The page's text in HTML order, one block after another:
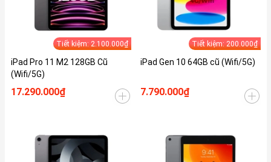
Tiết kiệm: 2.100.000₫
iPad Pro 11 M2 128GB Cũ
(Wifi/5G)
17.290.000₫
Tiết kiệm: 200.000₫
iPad Gen 10 64GB cũ (Wifi/5G)
7.790.000₫